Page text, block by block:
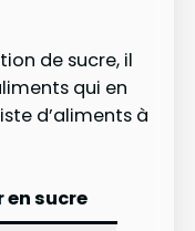
de sucre, il
qui en
d’aliments à
en sucre